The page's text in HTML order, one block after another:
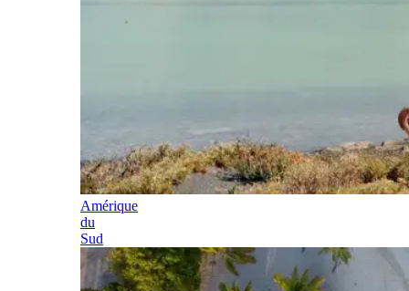
Amérique
du
Sud